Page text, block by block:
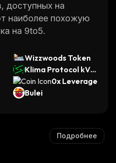
доступных на
наиболее похожую
на 9to5.
Wizzwoods Token
Klima Protocol kVC
M
0x Leverage
Bulei
Подробнее